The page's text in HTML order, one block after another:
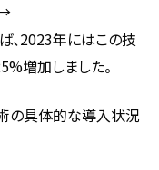
2023年にはこの技
増加しました。
の具体的な導入状況